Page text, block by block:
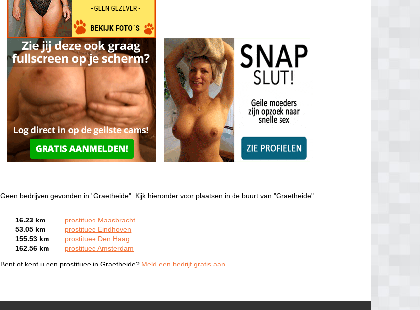
Geen bedrijven gevonden in "Graetheide". Kijk hieronder voor plaatsen in de buurt van "Graetheide".
16.23 km
prostituee Maasbracht
53.05 km
prostituee Eindhoven
155.53 km
prostituee Den Haag
162.56 km
prostituee Amsterdam
Bent of kent u een prostituee in Graetheide? Meld een bedrijf gratis aan